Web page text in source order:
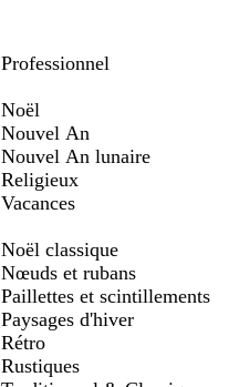
Professionnel
Noël
Nouvel An
Nouvel An lunaire
Religieux
Vacances
Noël classique
Nœuds et rubans
Paillettes et scintillements
Paysages d'hiver
Rétro
Rustiques